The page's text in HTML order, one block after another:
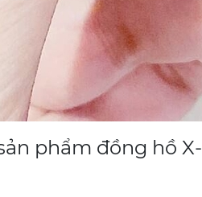
phẩm đồng hồ